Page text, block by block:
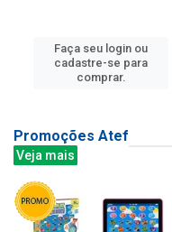
Faça seu login ou
cadastre-se para
comprar.
Promoções Atef
Veja mais